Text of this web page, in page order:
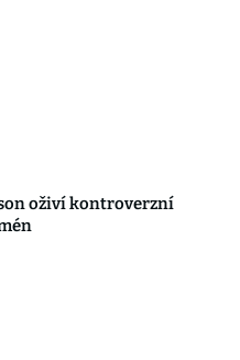
oživí kontroverzní